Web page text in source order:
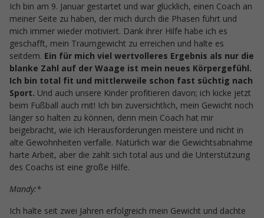
Ich bin am 9. Januar gestartet und war glücklich, einen Coach an
meiner Seite zu haben, der mich durch die Phasen führt und
mich immer wieder motiviert. Dank ihrer Hilfe habe ich es
geschafft, mein Traumgewicht zu erreichen und halte es
seitdem. Ein für mich viel wertvolleres Ergebnis als nur die
blanke Zahl auf der Waage ist mein neues Körpergefühl.
Ich bin total fit und mittlerweile schon fast süchtig nach
Sport. Und auch unsere Kinder profitieren davon; ich kicke jetzt
beim Fußball auch mit! Ich bin zuversichtlich, mein Gewicht noch
länger so halten zu können, denn mein Coach hat mir
beigebracht, wie ich Herausforderungen meistere und nicht in
alte Gewohnheiten verfalle. Natürlich war die Gewichtsabnahme
harte Arbeit, aber die zahlt sich total aus und die Unterstützung
des Coachs ist eine große Hilfe.
Mandy:*
Ich halte seit zwei Jahren erfolgreich mein Gewicht und dachte